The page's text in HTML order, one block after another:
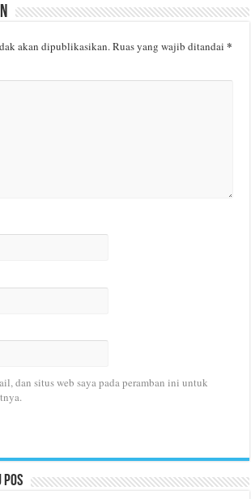
akan dipublikasikan.Ruas yang wajib ditandai*
dan situs web saya pada peramban ini untuk
Pos